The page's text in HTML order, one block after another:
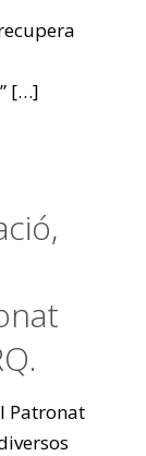
[…]
Patronat